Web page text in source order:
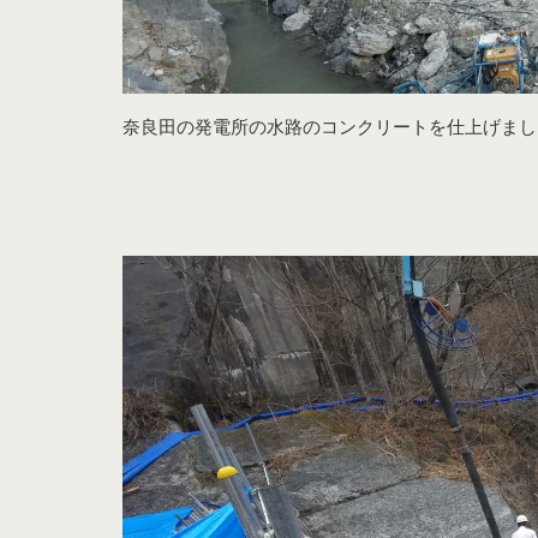
奈良田の発電所の水路のコンクリートを仕上げま